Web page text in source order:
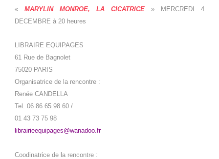
« MARYLIN MONROE, LA CICATRICE »
MERCREDI 4
DECEMBRE à 20 heures
LIBRAIRE EQUIPAGES
61 Rue de Bagnolet
75020 PARIS
Organisatrice de la rencontre :
Renée CANDELLA
Tel. 06 86 65 98 60 /
01 43 73 75 98
librairieequipages@wanadoo.fr
Coodinatrice de la rencontre :